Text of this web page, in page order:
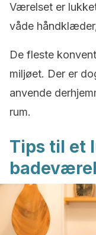
Værelset er
våde
De fleste
miljøet. Der er
anvende
rum.
Tips til et